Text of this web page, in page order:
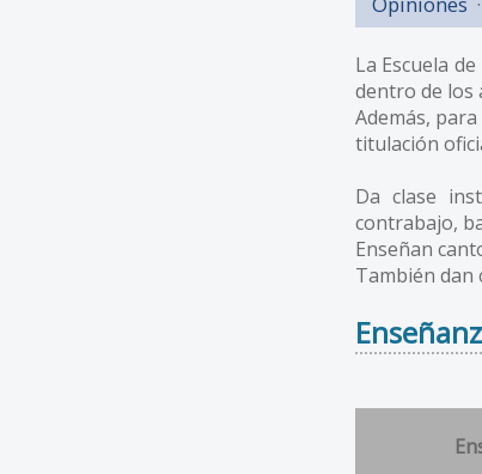
La Escuela
dentro de los
Además,
titulación
Da clase
contrabajo,
Enseñan
También dan